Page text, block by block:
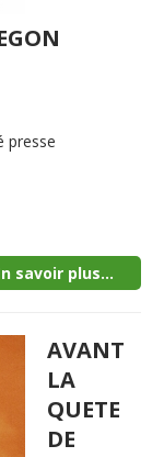
presse
savoir plus...
AVANT
LA
QUETE
DE